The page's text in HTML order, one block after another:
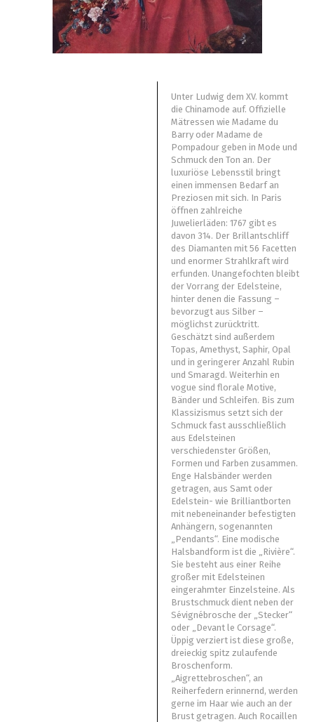
Unter Ludwig dem XV. kommt
die Chinamode auf. Offizielle
Mätressen wie Madame du
Barry oder Madame de
Pompadour geben in Mode und
Schmuck den Ton an. Der
luxuriöse Lebensstil bringt
einen immensen Bedarf an
Preziosen mit sich. In Paris
öffnen zahlreiche
Juwelierläden: 1767 gibt es
davon 314. Der Brillantschliff
des Diamanten mit 56 Facetten
und enormer Strahlkraft wird
erfunden. Unangefochten bleibt
der Vorrang der Edelsteine,
hinter denen die Fassung –
bevorzugt aus Silber –
möglichst zurücktritt.
Geschätzt sind außerdem
Topas, Amethyst, Saphir, Opal
und in geringerer Anzahl Rubin
und Smaragd. Weiterhin en
vogue sind florale Motive,
Bänder und Schleifen. Bis zum
Klassizismus setzt sich der
Schmuck fast ausschließlich
aus Edelsteinen
verschiedenster Größen,
Formen und Farben zusammen.
Enge Halsbänder werden
getragen, aus Samt oder
Edelstein- wie Brilliantborten
mit nebeneinander befestigten
Anhängern, sogenannten
„Pendants“. Eine modische
Halsbandform ist die „Rivière“.
Sie besteht aus einer Reihe
großer mit Edelsteinen
eingerahmter Einzelsteine. Als
Brustschmuck dient neben der
Sévignébrosche der „Stecker“
oder „Devant le Corsage“.
Üppig verziert ist diese große,
dreieckig spitz zulaufende
Broschenform.
„Aigrettebroschen“, an
Reiherfedern erinnernd, werden
gerne im Haar wie auch an der
Brust getragen. Auch Rocaillen